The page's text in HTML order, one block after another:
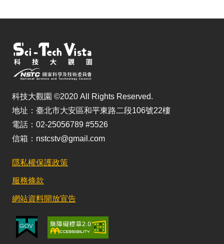
科技大觀園 ©2020 All Rights Reserved.
地址：臺北市大安區和平東路二段106號22樓
電話：02-25056789 #5526
信箱：nstcstv@gmail.com
隱私權保護政策
服務條款
網站資料開放宣告